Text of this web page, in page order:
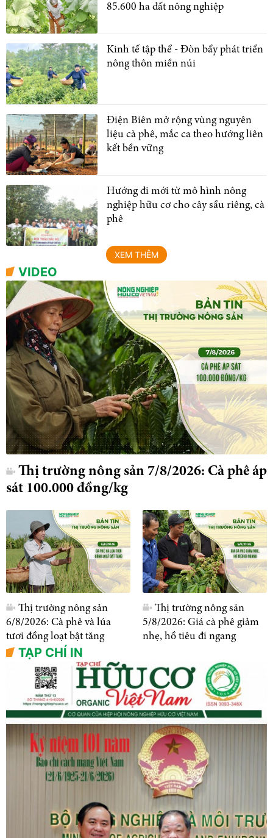
85.600 ha đất nông nghiệp
Kinh tế tập thể - Đòn bẩy phát triển
nông thôn miền núi
Điện Biên mở rộng vùng nguyên
liệu cà phê, mắc ca theo hướng liên
kết bền vững
Hướng đi mới từ mô hình nông
nghiệp hữu cơ cho cây sầu riêng, cà
phê
XEM THÊM
VIDEO
Thị trường nông sản 7/8/2026: Cà phê áp
sát 100.000 đồng/kg
Thị trường nông sản
6/8/2026: Cà phê và lúa
tươi đồng loạt bật tăng
Thị trường nông sản
5/8/2026: Giá cà phê giảm
nhẹ, hồ tiêu đi ngang
TẠP CHÍ IN